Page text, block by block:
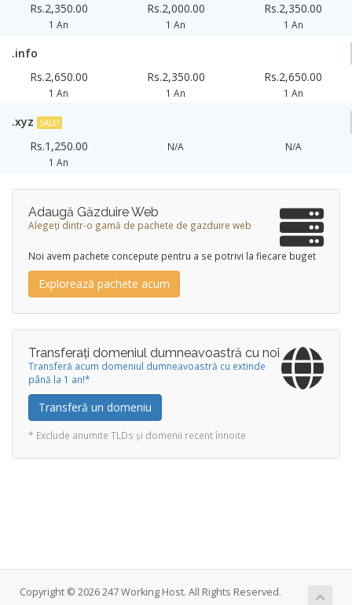
Rs.2,350.00
1 An
Rs.2,000.00
1 An
Rs.2,350.00
1 An
.info
Rs.2,650.00
1 An
Rs.2,350.00
1 An
Rs.2,650.00
1 An
.xyz SALE!
Rs.1,250.00
1 An
N/A N/A
Adaugă Găzduire Web
Alegeți dintr-o gamă de pachete de gazduire web
Noi avem pachete concepute pentru a se potrivi la fiecare buget
Explorează pachete acum
Transferați domeniul dumneavoastră cu noi
Transferă acum domeniul dumneavoastră cu extinde
până la 1 an!*
Transferă un domeniu
* Exclude anumite TLDs și domenii recent înnoite
Copyright © 2026 247 Working Host. All Rights Reserved.